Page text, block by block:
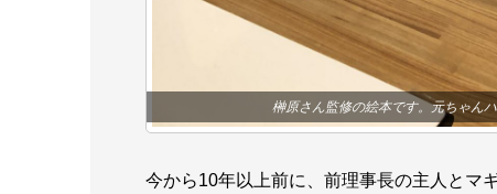
榊原さん監修の絵本です。元ちゃん
今から10年以上前に、前理事長の主人とマ